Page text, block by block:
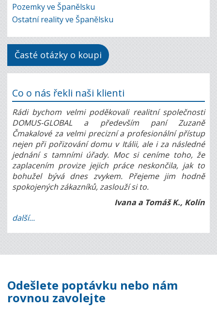
Pozemky ve Španělsku
Ostatní reality ve Španělsku
Časté otázky o koupi
Co o nás řekli naši klienti
Rádi bychom velmi poděkovali realitní společnosti
DOMUS-GLOBAL a především paní Zuzaně
Čmakalové za velmi precizní a profesionální přístup
nejen při pořizování domu v Itálii, ale i za následné
jednání s tamními úřady. Moc si ceníme toho, že
zaplacením provize jejich práce neskončila, jak to
bohužel bývá dnes zvykem. Přejeme jim hodně
spokojených zákazníků, zaslouží si to.
Ivana a Tomáš K., Kolín
další...
Odešlete poptávku nebo nám
rovnou zavolejte